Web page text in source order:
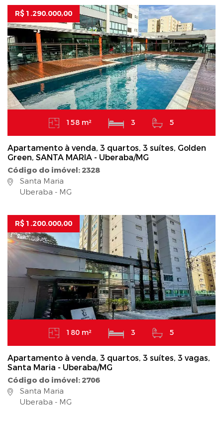
R$ 1.290.000,00
158 m² 3 5
Apartamento à venda, 3 quartos, 3 suítes, Golden
Green, SANTA MARIA - Uberaba/MG
Código do imóvel: 2328
Santa Maria
Uberaba - MG
R$ 1.200.000,00
180 m² 3 5
Apartamento à venda, 3 quartos, 3 suítes, 3 vagas,
Santa Maria - Uberaba/MG
Código do imóvel: 2706
Santa Maria
Uberaba - MG